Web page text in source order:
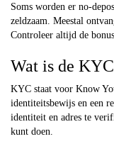
Soms worden er no-
zeldzaam. Meestal
Controleer altijd de
Wat is de
KYC staat voor Know
identiteitsbewijs en een
identiteit en adres te
kunt doen.